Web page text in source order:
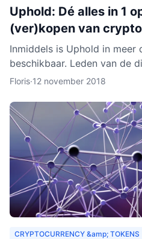
Uphold: Dé alles in 1
(ver)kopen van
Inmiddels is Uphold in meer
beschikbaar. Leden van de
bedrijven, ontwikkelaars,
Floris·12 november 2018
CRYPTOCURRENCY &amp; TOKENS